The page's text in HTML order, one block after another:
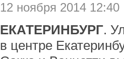
12 ноября 2014 12:40
ЕКАТЕРИНБУРГ.
в центре